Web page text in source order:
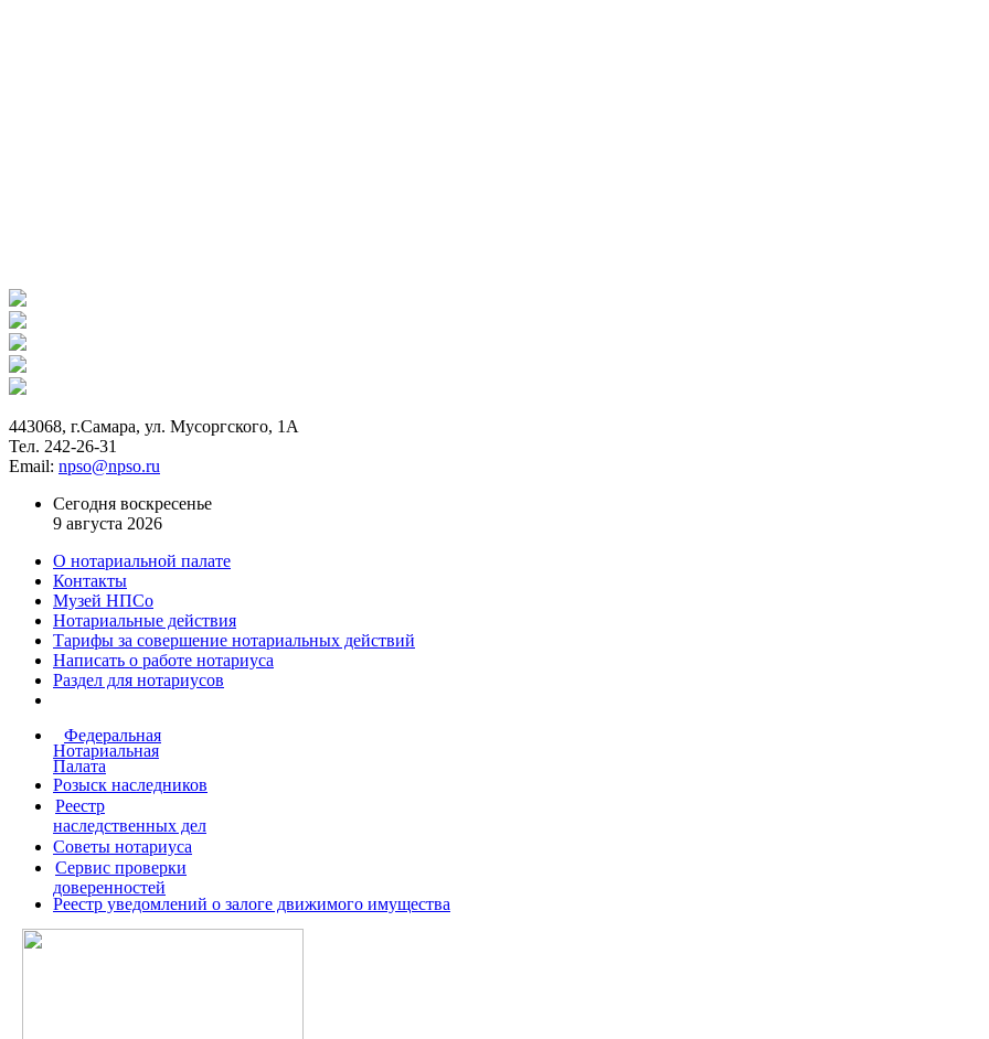
443068, г.Самара, ул. Мусоргского, 1А
Тел. 242-26-31
Email: npso@npso.ru
Сегодня воскресенье
9 августа 2026
О нотариальной палате
Контакты
Музей НПСо
Нотариальные действия
Тарифы за совершение нотариальных действий
Написать о работе нотариуса
Раздел для нотариусов
Федеральная
Нотариальная
Палата
Розыск наследников
Реестр
наследственных дел
Советы нотариуса
Сервис проверки
доверенностей
Реестр уведомлений о залоге движимого имущества